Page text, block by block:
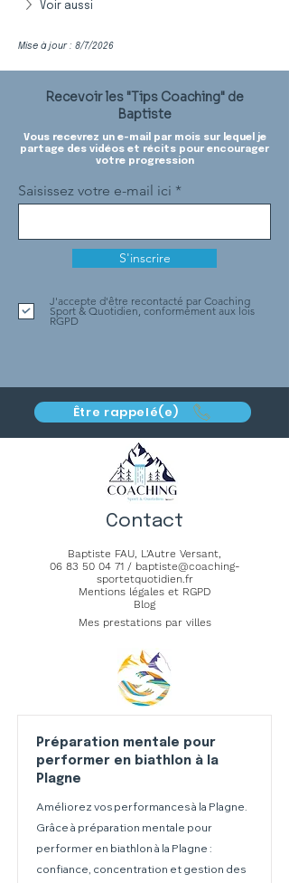
Voir aussi
Mise à jour : 8/7/2026
Recevoir les "Tips Coaching" de
Baptiste
Vous recevrez un e-mail par mois sur lequel je
partage des vidéos et récits pour encourager
votre progression
Saisissez votre e-mail ici
S'inscrire
J'accepte d'être recontacté par Coaching
Sport & Quotidien, conformément aux lois
RGPD
Être rappelé(e)
Contact
Baptiste FAU, L'Autre Versant,
06 83 50 04 71/ baptiste@coaching-
sportetquotidien.fr
Mentions légales et RGPD
Blog
Mes prestations par villes
Préparation mentale pour
performer en biathlon à la
Plagne
Améliorez vos performances à la Plagne.
Grâce à préparation mentale pour
performer en biathlon à la Plagne :
confiance, concentration et gestion des